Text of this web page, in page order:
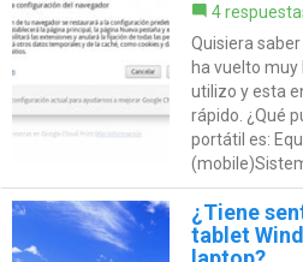
4
Quisiera
ha vuelto
utilizo y esta
rápido. ¿Qué
portátil es:
¿Tiene
tablet